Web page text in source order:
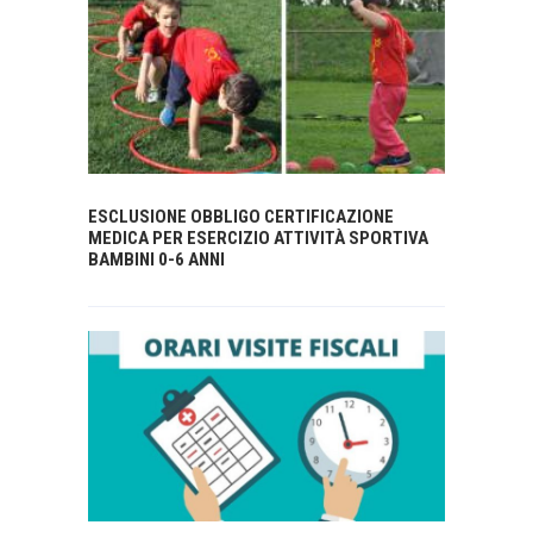
ESCLUSIONE OBBLIGO CERTIFICAZIONE
MEDICA PER ESERCIZIO ATTIVITÀ SPORTIVA
BAMBINI 0-6 ANNI